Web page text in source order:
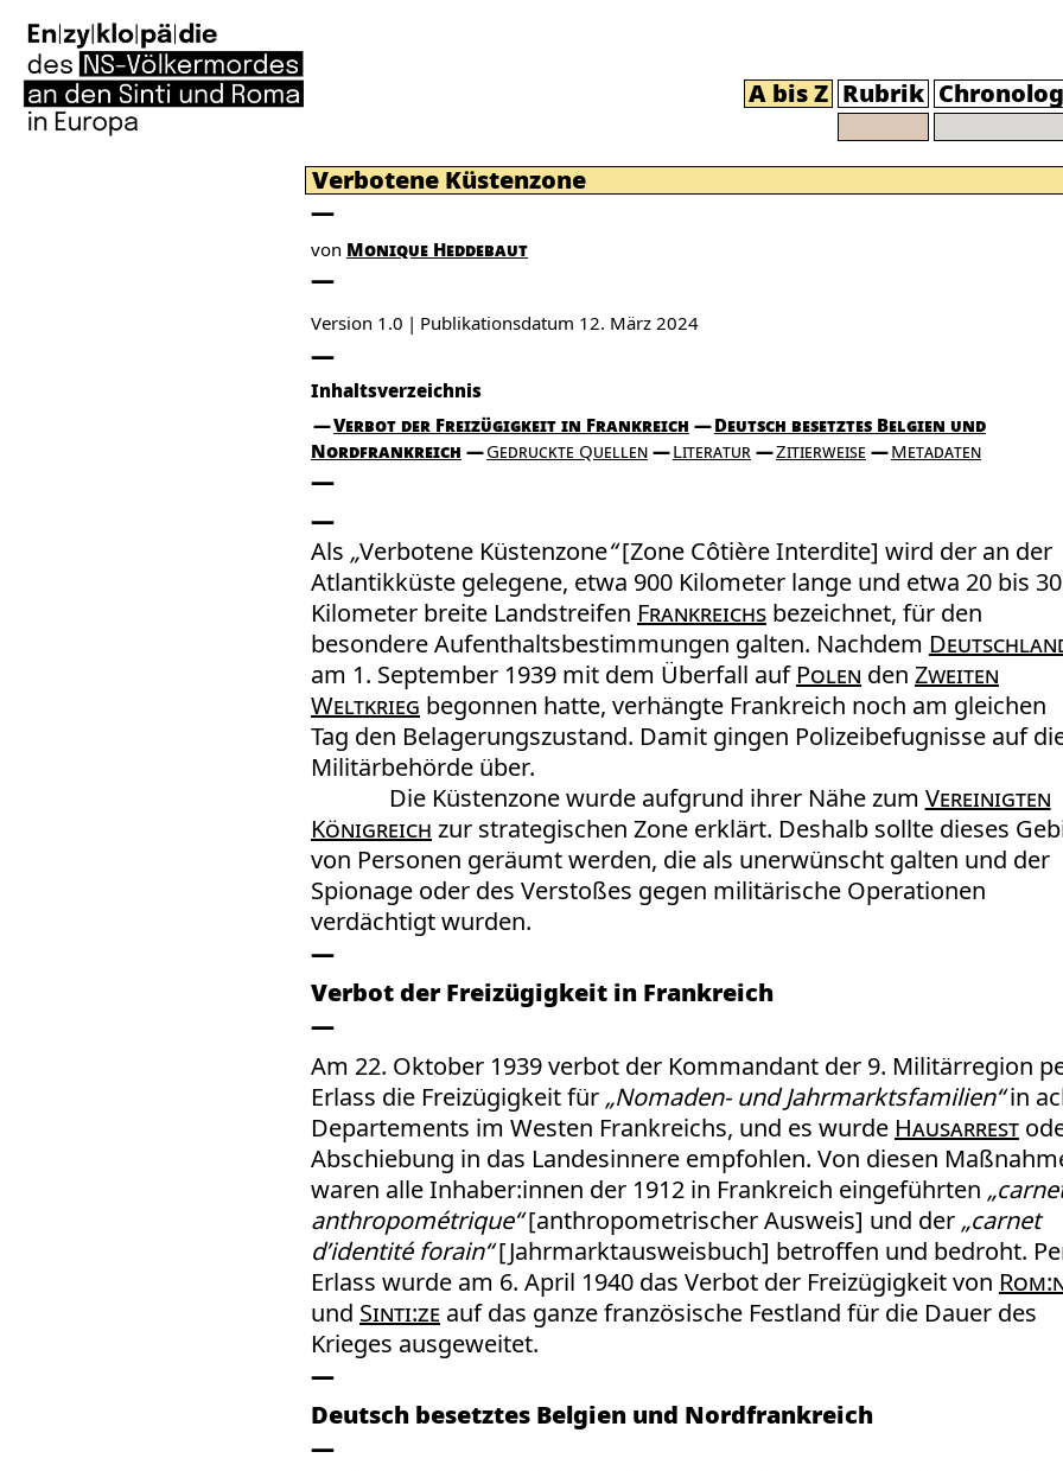
A bis Z Rubrik
Verbotene Küstenzone
von Monique Heddebaut
Version 1.0 Publikationsdatum 12. März 2024
Inhaltsverzeichnis
Verbot der Freizügigkeit in Frankreich
Deutsch besetztes Belgien und
Nordfrankreich
Gedruckte Quellen Literatur Zitierweise Metadaten
Als „Verbotene Küstenzone“[Zone Côtière Interdite] wird der an der
Atlantikküste gelegene, etwa 900 Kilometer lange und etwa 20 bis 30
Kilometer breite Landstreifen Frankreichs bezeichnet, für den
besondere Aufenthaltsbestimmungen galten. Nachdem
am 1. September 1939 mit dem Überfall auf Polen den Zweiten
Weltkrieg begonnen hatte, verhängte Frankreich noch am gleichen
Tag den Belagerungszustand. Damit gingen Polizeibefugnisse auf
Militärbehörde über.
Die Küstenzone wurde aufgrund ihrer Nähe zum Vereinigten
Königreich zur strategischen Zone erklärt. Deshalb sollte dieses
von Personen geräumt werden, die als unerwünscht galten und der
Spionage oder des Verstoßes gegen militärische Operationen
verdächtigt wurden.
Verbot der Freizügigkeit in Frankreich
Am 22. Oktober 1939 verbot der Kommandant der 9. Militärregion
Erlass die Freizügigkeit für „Nomaden- und Jahrmarktsfamilien“in
Departements im Westen Frankreichs, und es wurde Hausarrest
Abschiebung in das Landesinnere empfohlen. Von diesen
waren alle Inhaber:innen der 1912 in Frankreich eingeführten „
anthropométrique“[anthropometrischer Ausweis] und der „carnet
d’identité forain“[Jahrmarktausweisbuch] betroffen und bedroht.
Erlass wurde am 6. April 1940 das Verbot der Freizügigkeit von
und Sinti:ze auf das ganze französische Festland für die Dauer des
Krieges ausgeweitet.
Deutsch besetztes Belgien und Nordfrankreich